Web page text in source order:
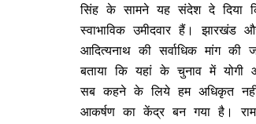
सिंह के सामने यह संदेश दे दिया
स्वाभाविक उमीदवार हैं। झारखंड
आदित्यनाथ की सर्वाधिक मांग
बताया कि यहां के चुनाव में
सब कहने के लिये हम अधिकृत नहीं
आकर्षण का केंद्र बन गया है।